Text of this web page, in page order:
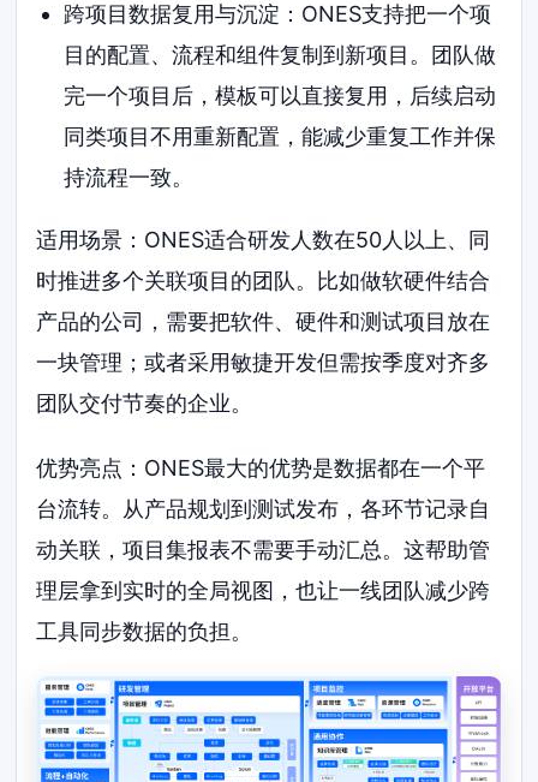
跨项目数据复用与沉淀：ONES支持把一个项
目的配置、流程和组件复制到新项目。团队做
完一个项目后，模板可以直接复用，后续启动
同类项目不用重新配置，能减少重复工作并保
持流程一致。
适用场景：ONES适合研发人数在50人以上、同
时推进多个关联项目的团队。比如做软硬件结合
产品的公司，需要把软件、硬件和测试项目放在
一块管理；或者采用敏捷开发但需按季度对齐多
团队交付节奏的企业。
优势亮点：ONES最大的优势是数据都在一个平
台流转。从产品规划到测试发布，各环节记录自
动关联，项目集报表不需要手动汇总。这帮助管
理层拿到实时的全局视图，也让一线团队减少跨
工具同步数据的负担。